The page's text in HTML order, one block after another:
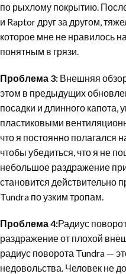
по рыхлому покрытию.
и Raptor друг за другом,
которое мне не нравилось
понятным в грязи.
Проблема 3: Внешняя
этом в предыдущих
посадки и длинного
пластиковыми
что я постоянно полагался
чтобы убедиться, что я не
небольшое раздражение
становится действительно
Tundra по узким тропам.
Проблема 4:Радиус
раздражение от плохой
радиус поворота Tundra —
недовольства. Человек не